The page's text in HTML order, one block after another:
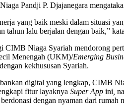
Pandji P. Djajanegara
yang baik meski dalam situasi
tahun lalu berjalan dengan baik,”
CIMB Niaga Syariah mendorong
Menengah (UKM)/Emerging
kekhususan Syariah.
digital yang lengkap, CIMB
fitur layaknya Super App ini
dengan nyaman dari rumah